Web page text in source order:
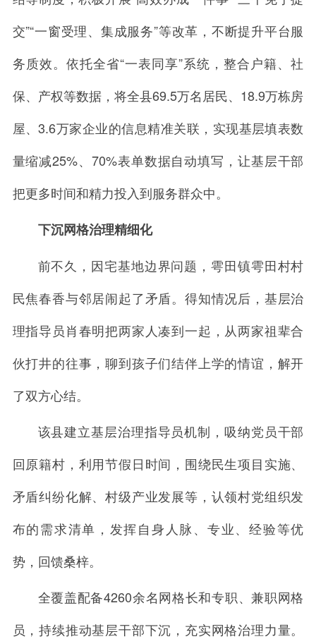
交”“一窗受理、集成服务”等改革，不断提升平台服
务质效。依托全省“一表同享”系统，整合户籍、社
保、产权等数据，将全县69.5万名居民、18.9万栋房
屋、3.6万家企业的信息精准关联，实现基层填表数
量缩减25%、70%表单数据自动填写，让基层干部
把更多时间和精力投入到服务群众中。
下沉网格治理精细化
前不久，因宅基地边界问题，雩田镇雩田村村
民焦春香与邻居闹起了矛盾。得知情况后，基层治
理指导员肖春明把两家人凑到一起，从两家祖辈合
伙打井的往事，聊到孩子们结伴上学的情谊，解开
了双方心结。
该县建立基层治理指导员机制，吸纳党员干部
回原籍村，利用节假日时间，围绕民生项目实施、
矛盾纠纷化解、村级产业发展等，认领村党组织发
布的需求清单，发挥自身人脉、专业、经验等优
势，回馈桑梓。
全覆盖配备4260余名网格长和专职、兼职网格
员，持续推动基层干部下沉，充实网格治理力量。